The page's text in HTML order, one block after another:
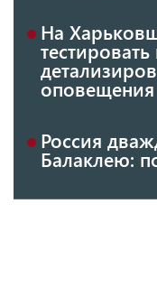
На
оповещения
Россия
Балаклею: